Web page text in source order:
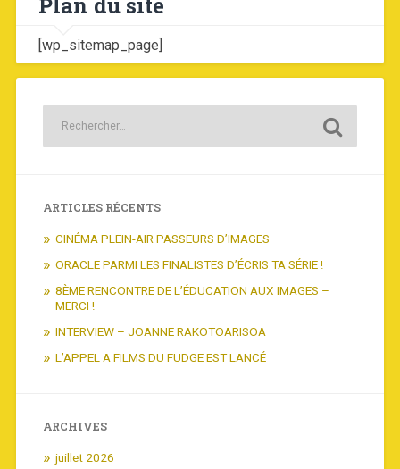
[wp_sitemap_page]
ARTICLES RÉCENTS
CINÉMA PLEIN-AIR PASSEURS D’IMAGES
ORACLE PARMI LES FINALISTES D’ÉCRIS TA SÉRIE !
8ÈME RENCONTRE DE L’ÉDUCATION AUX IMAGES –
MERCI !
INTERVIEW – JOANNE RAKOTOARISOA
L’APPEL A FILMS DU FUDGE EST LANCÉ
ARCHIVES
juillet 2026